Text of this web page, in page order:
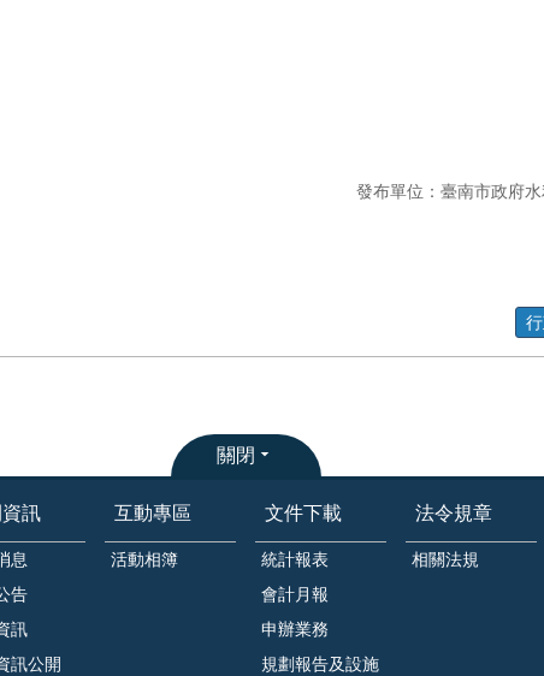
發布單位：臺南市政府
關閉
訊
息
告
訊
訊公開
互動專區
活動相簿
文件下載
統計報表
會計月報
申辦業務
規劃報告及設施
法令規章
相關法規